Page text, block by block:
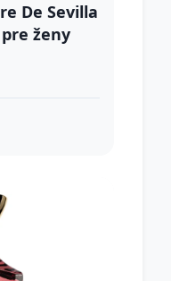
De Sevilla
ženy